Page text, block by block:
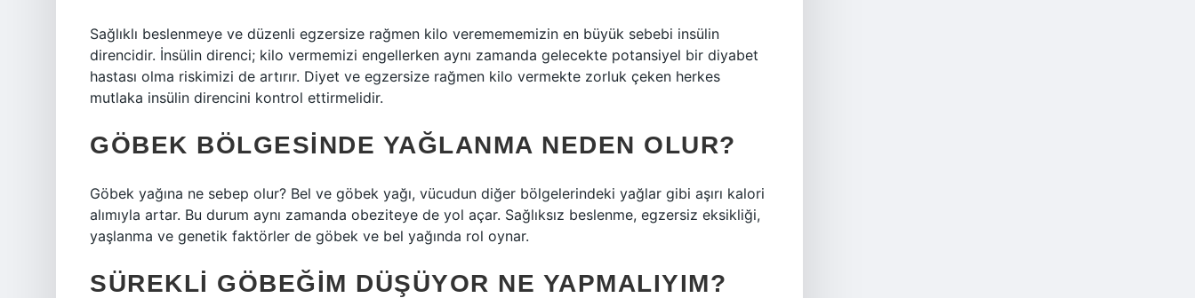
Sağlıklı beslenmeye ve düzenli egzersize rağmen kilo veremememizin en büyük sebebi insülin
direncidir. İnsülin direnci; kilo vermemizi engellerken aynı zamanda gelecekte potansiyel bir diyabet
hastası olma riskimizi de artırır. Diyet ve egzersize rağmen kilo vermekte zorluk çeken herkes
mutlaka insülin direncini kontrol ettirmelidir.
GÖBEK BÖLGESINDE YAĞLANMA NEDEN OLUR?
Göbek yağına ne sebep olur? Bel ve göbek yağı, vücudun diğer bölgelerindeki yağlar gibi aşırı kalori
alımıyla artar. Bu durum aynı zamanda obeziteye de yol açar. Sağlıksız beslenme, egzersiz eksikliği,
yaşlanma ve genetik faktörler de göbek ve bel yağında rol oynar.
SÜREKLI GÖBEĞIM DÜŞÜYOR NE YAPMALIYIM?